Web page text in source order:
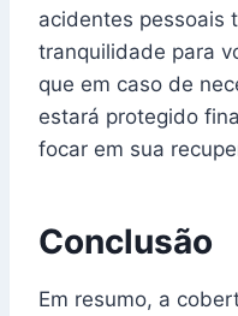
acidentes pessoais
tranquilidade para
que em caso de
estará protegido
focar em sua
Conclusão
Em resumo, a